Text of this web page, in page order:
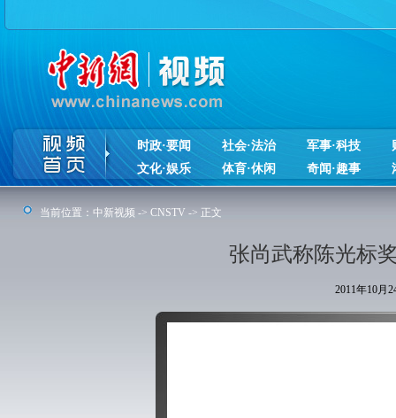
时政·要闻 社会·法治 军事·科技
文化·娱乐
体育·休闲 奇闻·趣事
当前位置： 中新视频 -> CNSTV -> 正文
张尚武称陈光标
2011年10月